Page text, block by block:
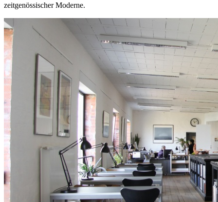
zeitgenössischer Moderne.